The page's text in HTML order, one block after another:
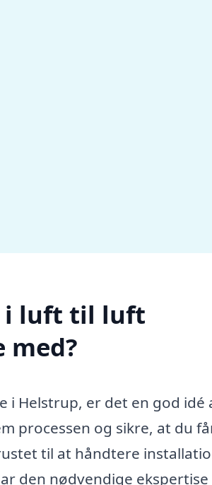
i luft til luft
i Helstrup, er det en god idé
processen og sikre, at du
til at håndtere
den nødvendige